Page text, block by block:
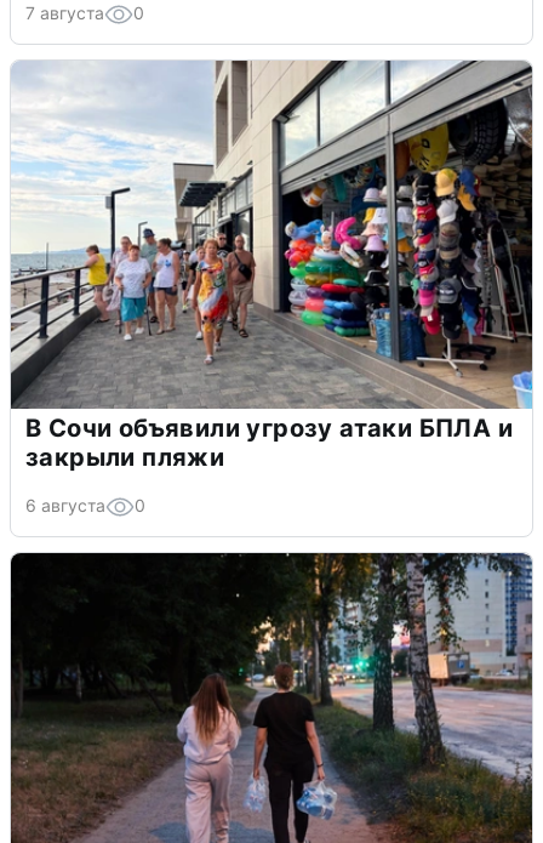
7 августа 0
В Сочи объявили угрозу атаки БПЛА и
закрыли пляжи
6 августа 0